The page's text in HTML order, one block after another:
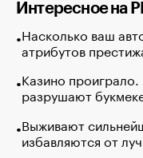
Интересное на
Насколько ваш
атрибутов
Казино
разрушают
Выживают
избавляются от